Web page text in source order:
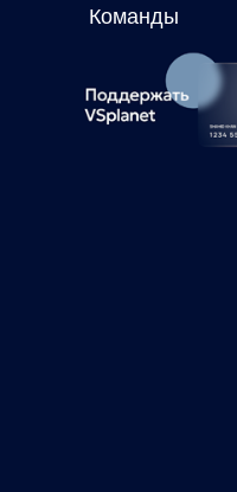
Команды